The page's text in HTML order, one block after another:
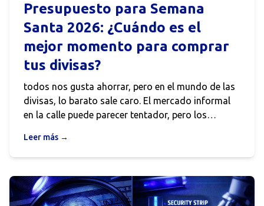
Presupuesto para Semana
Santa 2026: ¿Cuándo es el
mejor momento para comprar
tus divisas?
todos nos gusta ahorrar, pero en el mundo de las
divisas, lo barato sale caro. El mercado informal
en la calle puede parecer tentador, pero los
nunca. Si no sabes qué tocar o qué mirar, podrías
estar regalando tu dinero.
Leer más →